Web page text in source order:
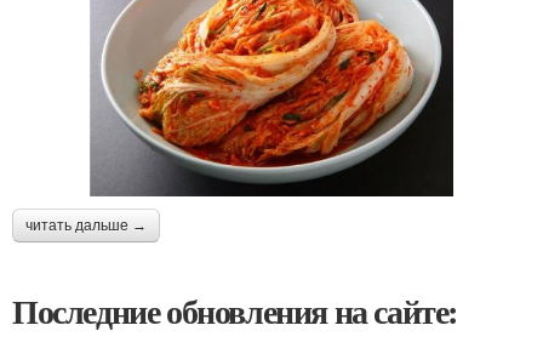
читать дальше →
Последние обновления на сайте: